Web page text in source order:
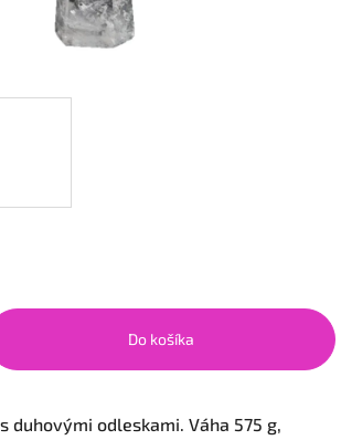
Do košíka
s duhovými odleskami. Váha 575 g,